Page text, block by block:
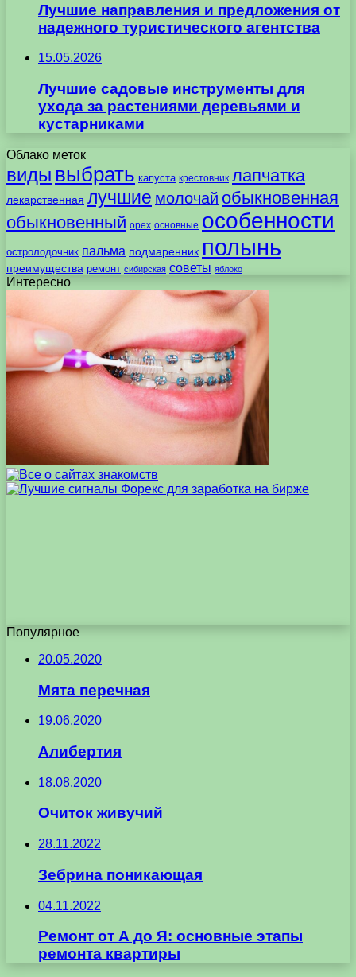
Лучшие направления и предложения от
надежного туристического агентства
15.05.2026
Лучшие садовые инструменты для
ухода за растениями деревьями и
кустарниками
Облако меток
виды выбрать капуста крестовник лапчатка
лекарственная лучшие молочай обыкновенная
обыкновенный орех основные особенности
остролодочник пальма подмаренник полынь
преимущества ремонт сибирская советы яблоко
Интересно
Популярное
20.05.2020
Мята перечная
19.06.2020
Алибертия
18.08.2020
Очиток живучий
28.11.2022
Зебрина поникающая
04.11.2022
Ремонт от А до Я: основные этапы
ремонта квартиры